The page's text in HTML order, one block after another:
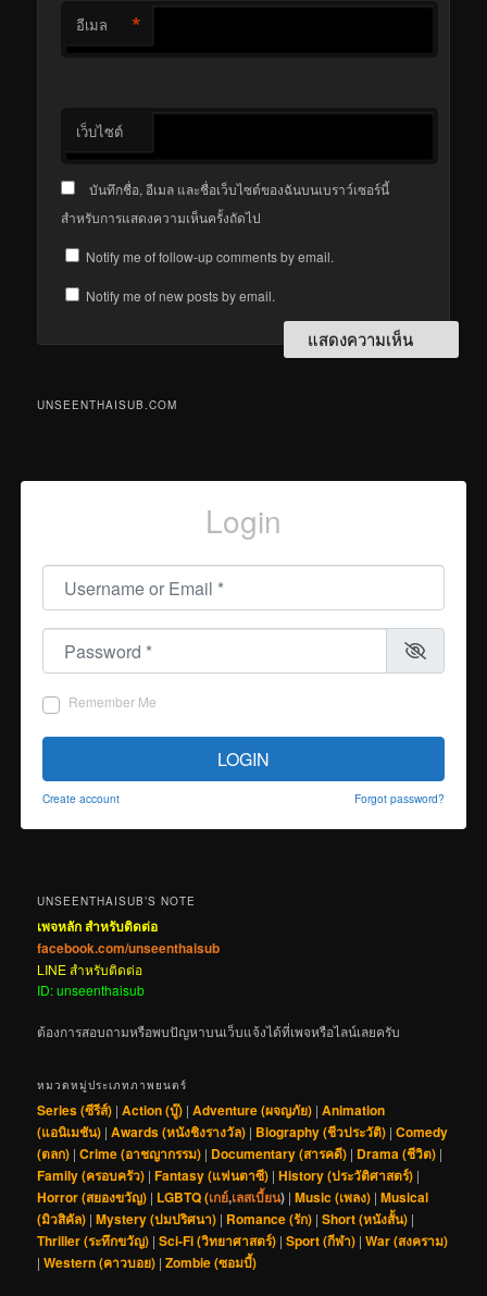
อีเมล *
เว็บไซต์
บันทึกชื่อ, อีเมล และชื่อเว็บไซต์ของฉันบนเบราว์เซอร์นี้
สำหรับการแสดงความเห็นครั้งถัดไป
Notify me of follow-up comments by email.
Notify me of new posts by email.
UNSEENTHAISUB.COM
Login
Username or Email
Password
Remember Me
LOGIN
Create account Forgot password?
UNSEENTHAISUB’S NOTE
เพจหลัก สำหรับติดต่อ
facebook.com/unseenthaisub
LINE สำหรับติดต่อ
ID: unseenthaisub
ต้องการสอบถามหรือพบปัญหาบนเว็บแจ้งได้ที่เพจหรือไลน์เลยครับ
หมวดหมู่ประเภทภาพยนตร์
Series (ซีรีส์) |Action (บู๊) |Adventure (ผจญภัย) |Animation
(แอนิเมชัน) |Awards (หนังชิงรางวัล) | Biography (ชีวประวัติ) |Comedy
(ตลก) |Crime (อาชญากรรม) | Documentary (สารคดี) | Drama (ชีวิต) |
Family (ครอบครัว) |Fantasy (แฟนตาซี) |History (ประวัติศาสตร์) |
Horror (สยองขวัญ) | LGBTQ (เกย์,เลสเบี้ยน) |Music (เพลง) |Musical
(มิวสิคัล) |Mystery (ปมปริศนา) | Romance (รัก) |Short (หนังสั้น) |
Thriller (ระทึกขวัญ) |Sci-Fi (วิทยาศาสตร์) |Sport (กีฬา) |War (สงคราม)
|Western (คาวบอย) |Zombie (ซอมบี้)